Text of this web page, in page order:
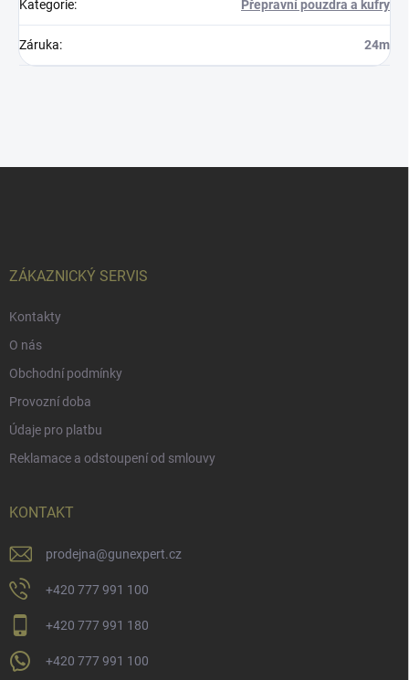
Kategorie: Přepravní pouzdra a kufry
Záruka: 24m
ZÁKAZNICKÝ SERVIS
Kontakty
O nás
Obchodní podmínky
Provozní doba
Údaje pro platbu
Reklamace a odstoupení od smlouvy
KONTAKT
prodejna@gunexpert.cz
+420 777 991 100
+420 777 991 180
+420 777 991 100